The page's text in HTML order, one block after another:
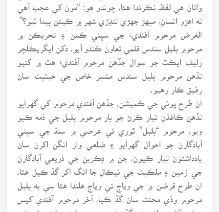
واتان هي لفظ نڪرندا هئا، چوندو هو: “مون کي عجب آهي
ته اهڙو انسان، ميهڙ جهڙي ننڍڙي شهر ۾ ڪيئن پيدا ٿيو؟”
الغرض مرحوم آفنديءَ جي سڀني ڪمن ۽ تحريڪن ۾
مرحوم بلبل سندس قلمي تعاون ڪندو آيو. دکن ايگريڪلچر
رليف ايڪٽ جو سوال جڏهن مرحوم آفنديءَ هٿ ۾ کنيو
تڏهن مرحوم بلبل سندس مشير خاص جي حيثيت سان
رفيق ڪار رهيو.
ان طرح پوني جي ڪميشن، جڏهن آفندي مرحوم کي گهرايو
تڏهن ڪاغذن تيار ڪرڻ جو بار مرحوم بلبل جي ذمه ڪيو
ويو. مرحوم “بلبل” ٿوري ئي عرصي ۾ سنڌ جي سڀني
آبادگارن جو احوال گهرايو ۽ ضلعي وار انگن اکرن سان
يادداشتون تيار ڪيون، جن ۾ ڊڪرين جي ذريعي آبادگارن
جي زمين ۽ ملڪيت جي نيڪال جا انگ اکر گڏ ڪيل هئا.
ان طرح قرضن ۾ جي وياج تي وياج هلندا هئا سي به بلبل
مرحوم وڏي محنت سان گڏ ڪيا، آخر مرحوم آفندي کيس
پوني ڏانهن پاڻ سان گڏ وٺي ويو ۽ وقت بوقت ڪميشن